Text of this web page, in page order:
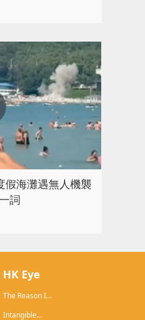
假海灘遇無人機襲
詞
HK Eye
The Reason I
Intangible